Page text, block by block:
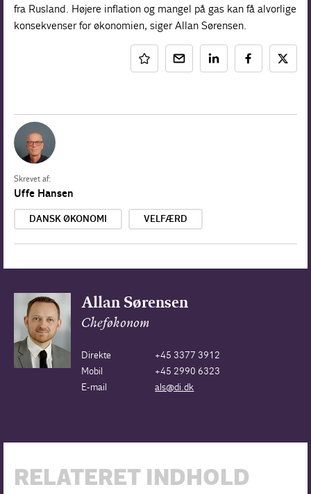
fra Rusland. Højere inflation og mangel på gas kan få alvorlige
konsekvenser for økonomien, siger Allan Sørensen.
Skrevet af:
Uffe Hansen
DANSK ØKONOMI VELFÆRD
Allan Sørensen
Cheføkonom
Direkte
+45 3377 3912
Mobil
+45 2990 6323
E-mail
als@di.dk
RELATERET INDHOLD